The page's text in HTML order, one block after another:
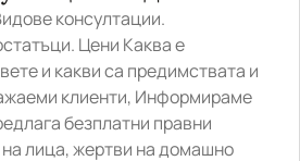
консултации.
Цени Каква е
и какви са предимствата и
клиенти, Информираме
безплатни правни
лица, жертви на домашно